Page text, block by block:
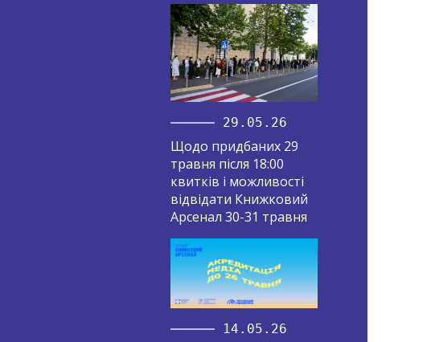
29.05.26
Щодо придбаних 29
травня після 18:00
квитків і можливості
відвідати Книжковий
Арсенал 30-31 травня
14.05.26